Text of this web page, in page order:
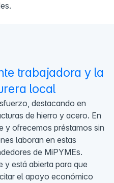
trabajadora y la
local
destacando en
de hierro y acero. En
y ofrecemos préstamos sin
laboran en estas
de MiPYMEs.
y está abierta para que
el apoyo económico